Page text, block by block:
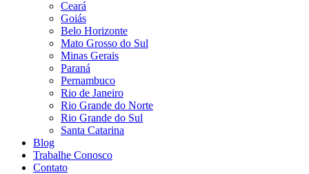
Ceará
Goiás
Belo Horizonte
Mato Grosso do Sul
Minas Gerais
Paraná
Pernambuco
Rio de Janeiro
Rio Grande do Norte
Rio Grande do Sul
Santa Catarina
Blog
Trabalhe Conosco
Contato